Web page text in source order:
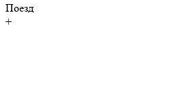
Поезд
+